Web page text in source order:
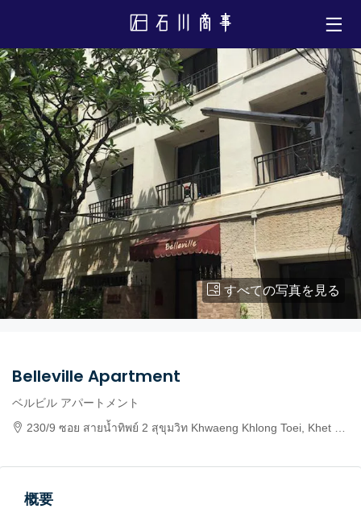
すべての写真を見る
Belleville Apartment
ベルビル アパートメント
230/9 ซอย สายน้ำทิพย์ 2 สุขุมวิท Khwaeng Khlong Toei, Khet Khlong Toei, Krung Thep Maha Nakhon 10110, Thailand
概要